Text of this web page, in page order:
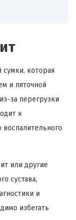
сумки, которая
и пяточной
за перегрузки
к
или другие
сустава,
и
избегать